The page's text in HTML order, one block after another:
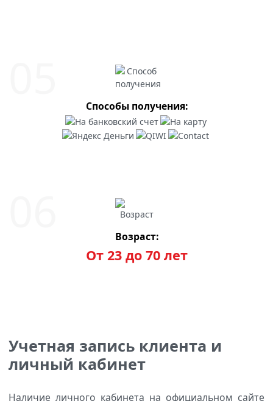
Способы получения:
Возраст:
От 23 до 70 лет
Учетная запись клиента и
личный кабинет
Наличие личного кабинета на официальном сайте